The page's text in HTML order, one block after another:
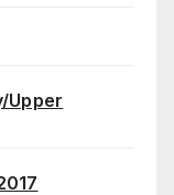
Upper